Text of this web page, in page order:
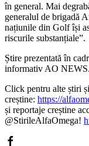
în general. Mai
generalul de brigadă
națiunile din Golf își
riscurile substanțiale”.
Știre prezentată în
informativ AO NEWS.
Click pentru alte știri
creștine: https://
și reportaje creștine
@StirileAlfaOmega!